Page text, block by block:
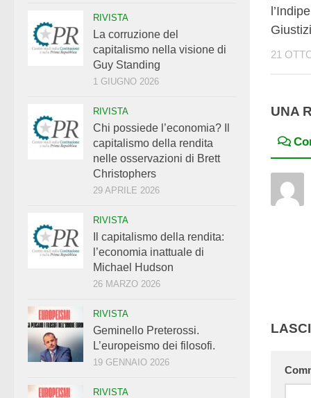
21
UNA
RIVISTA
La corruzione del
capitalismo nella visione di
Guy Standing
1 GIUGNO 2026
RIVISTA
Chi possiede l’economia? Il
capitalismo della rendita
nelle osservazioni di Brett
Christophers
29 APRILE 2026
RIVISTA
Il capitalismo della rendita:
l’economia inattuale di
Michael Hudson
26 MARZO 2026
RIVISTA
Geminello Preterossi.
L’europeismo dei filosofi.
19 GENNAIO 2026
RIVISTA